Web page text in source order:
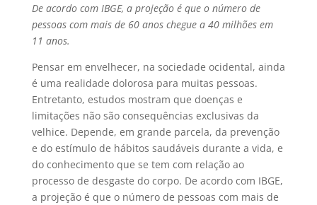
De acordo com IBGE, a projeção é que o número de
pessoas com mais de 60 anos chegue a 40 milhões em
11 anos.
Pensar em envelhecer, na sociedade ocidental, ainda
é uma realidade dolorosa para muitas pessoas.
Entretanto, estudos mostram que doenças e
limitações não são consequências exclusivas da
velhice. Depende, em grande parcela, da prevenção
e do estímulo de hábitos saudáveis durante a vida, e
do conhecimento que se tem com relação ao
processo de desgaste do corpo. De acordo com IBGE,
a projeção é que o número de pessoas com mais de